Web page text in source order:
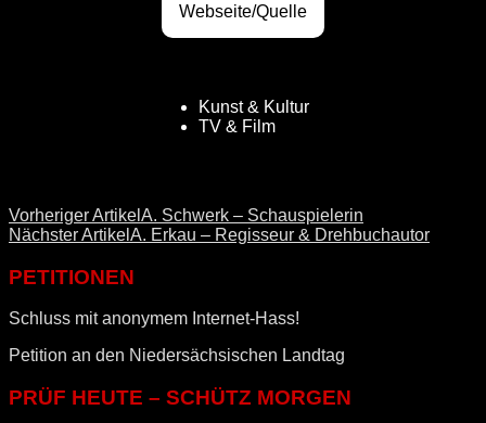
Webseite/Quelle
Kunst & Kultur
TV & Film
Vorheriger Artikel A. Schwerk – Schauspielerin
Nächster Artikel A. Erkau – Regisseur & Drehbuchautor
PETITIONEN
Schluss mit anonymem Internet-Hass!
Petition an den Niedersächsischen Landtag
PRÜF HEUTE – SCHÜTZ MORGEN